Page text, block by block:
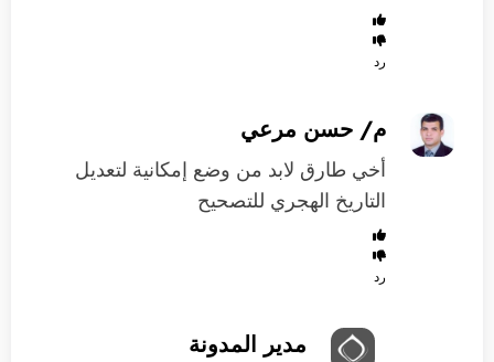
رد
م/ حسن مرعي
أخي طارق لابد من وضع إمكانية لتعديل
التاريخ الهجري للتصحيح
رد
مدير المدونة